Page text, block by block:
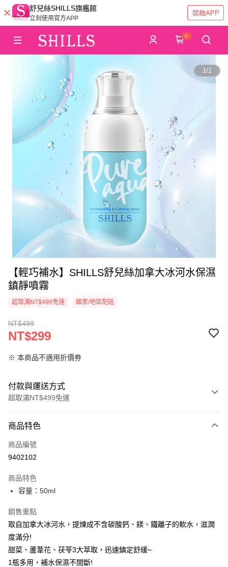
舒兒絲SHILLS旗艦館
立刻使用官方APP
開啟APP
0
1/1
【輕巧補水】SHILLS舒兒絲加拿大冰河水保濕
鎮靜噴霧
超取滿NT$499免運 國家/地區配送
NT$499
NT$299
※ 本商品不適用折價券
付款與運送方式
超取滿NT$499免運
信用卡一次付款
超商取貨付款
Apple Pay
街口支付
悠遊付
ATM付款
商品特色
商品編號
9402102
商品特色
容量：50ml
銷售重點
取自加拿大冰河水，提煉成不含碳酸鈣、鎂、鐵離子的軟水，滋潤
度滿分!
甜菜、蘆葦花、茯苓3大萃取，迅速鎮定舒緩~
1瓶多用，補水保濕不間斷!